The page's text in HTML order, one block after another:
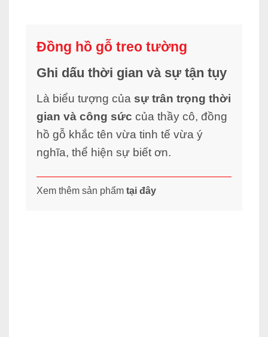
Đồng hồ gỗ treo tường
Ghi dấu thời gian và sự tận tụy
Là biểu tượng của sự trân trọng thời
gian và công sức của thầy cô, đồng
hồ gỗ khắc tên vừa tinh tế vừa ý
nghĩa, thể hiện sự biết ơn.
Xem thêm sản phẩm tại đây